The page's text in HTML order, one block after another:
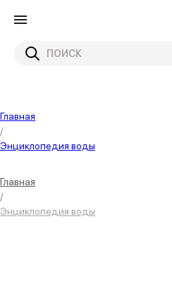
Главная
/
Энциклопедия воды
Главная
/
Энциклопедия воды